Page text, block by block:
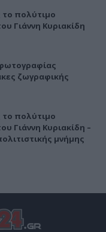
πολύτιμο
Γιάννη Κυριακίδη
ζωγραφικής
πολύτιμο
Γιάννη Κυριακίδη –
μνήμης